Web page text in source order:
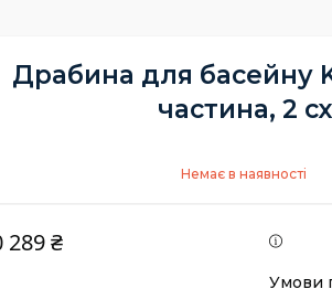
Драбина для басейну
частина, 2
Немає в наявності
289 ₴